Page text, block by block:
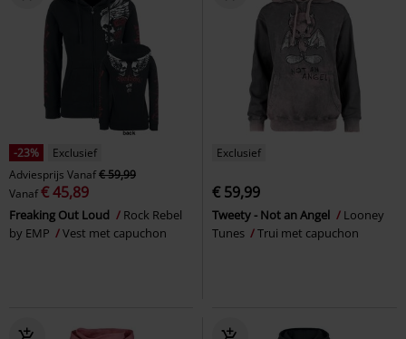
-23%
Exclusief
Adviesprijs Vanaf€ 59,99
Vanaf€ 45,89
Freaking Out Loud
Rock Rebel
by EMP
Vest met capuchon
Exclusief
€ 59,99
Tweety - Not an Angel
Looney
Tunes
Trui met capuchon